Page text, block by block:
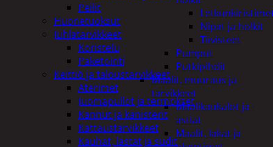
Nipat ja holkit
Tiivisteet
Pumput
Putkipihdit
Maalit, muuraus ja
tarvikkeet
Maalikaukalot ja -
astiat
Maalit, lakat ja
Peilit
Huonetuoksut
Juhlatarvikkeet
Koristelu
Paketointi
Keittiö ja taloustarvikkeet
Aterimet
Juomapullot ja termokset
Kannut ja kanisterit
Kattaustarvikkeet
Kauhat, lastat ja sudit